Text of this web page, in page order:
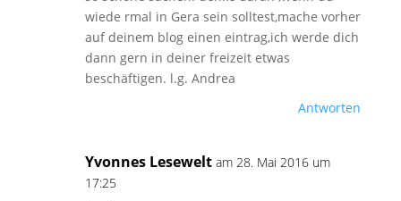
wiede rmal in Gera sein solltest,mache vorher
auf deinem blog einen eintrag,ich werde dich
dann gern in deiner freizeit etwas
beschäftigen. l.g. Andrea
Antworten
Yvonnes Lesewelt am 28. Mai 2016 um
17:25